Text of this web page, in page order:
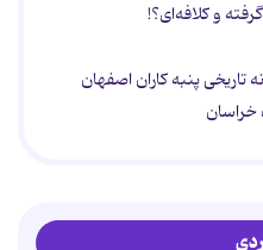
و کلافه‌ای؟!
تاریخی پنبه کاران اصفهان